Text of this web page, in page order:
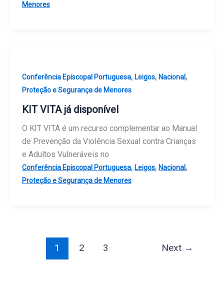
Menores
Conferência Episcopal Portuguesa, Leigos, Nacional,
Proteção e Segurança de Menores
KIT VITA já disponível
O KIT VITA é um recurso complementar ao Manual
de Prevenção da Violência Sexual contra Crianças
e Adultos Vulneráveis no
Conferência Episcopal Portuguesa, Leigos, Nacional,
Proteção e Segurança de Menores
1 2 3 Next →